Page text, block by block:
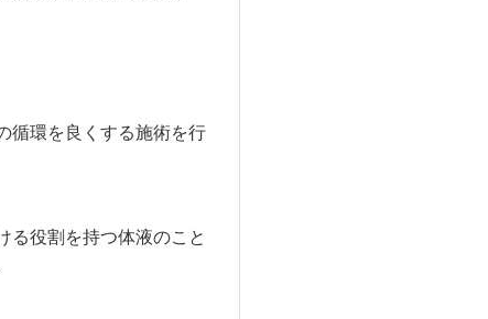
循環を良くする施術を行
る役割を持つ体液のこと